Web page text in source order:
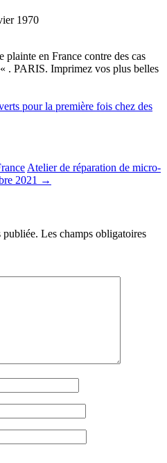
1970
en France contre des cas
« . PARIS. Imprimez vos plus belles
pour la première fois chez des
Atelier de réparation de micro-
2021 →
publiée. Les champs obligatoires